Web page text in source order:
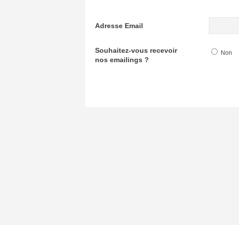
Adresse Email
Souhaitez-vous recevoir
nos emailings ?
Non